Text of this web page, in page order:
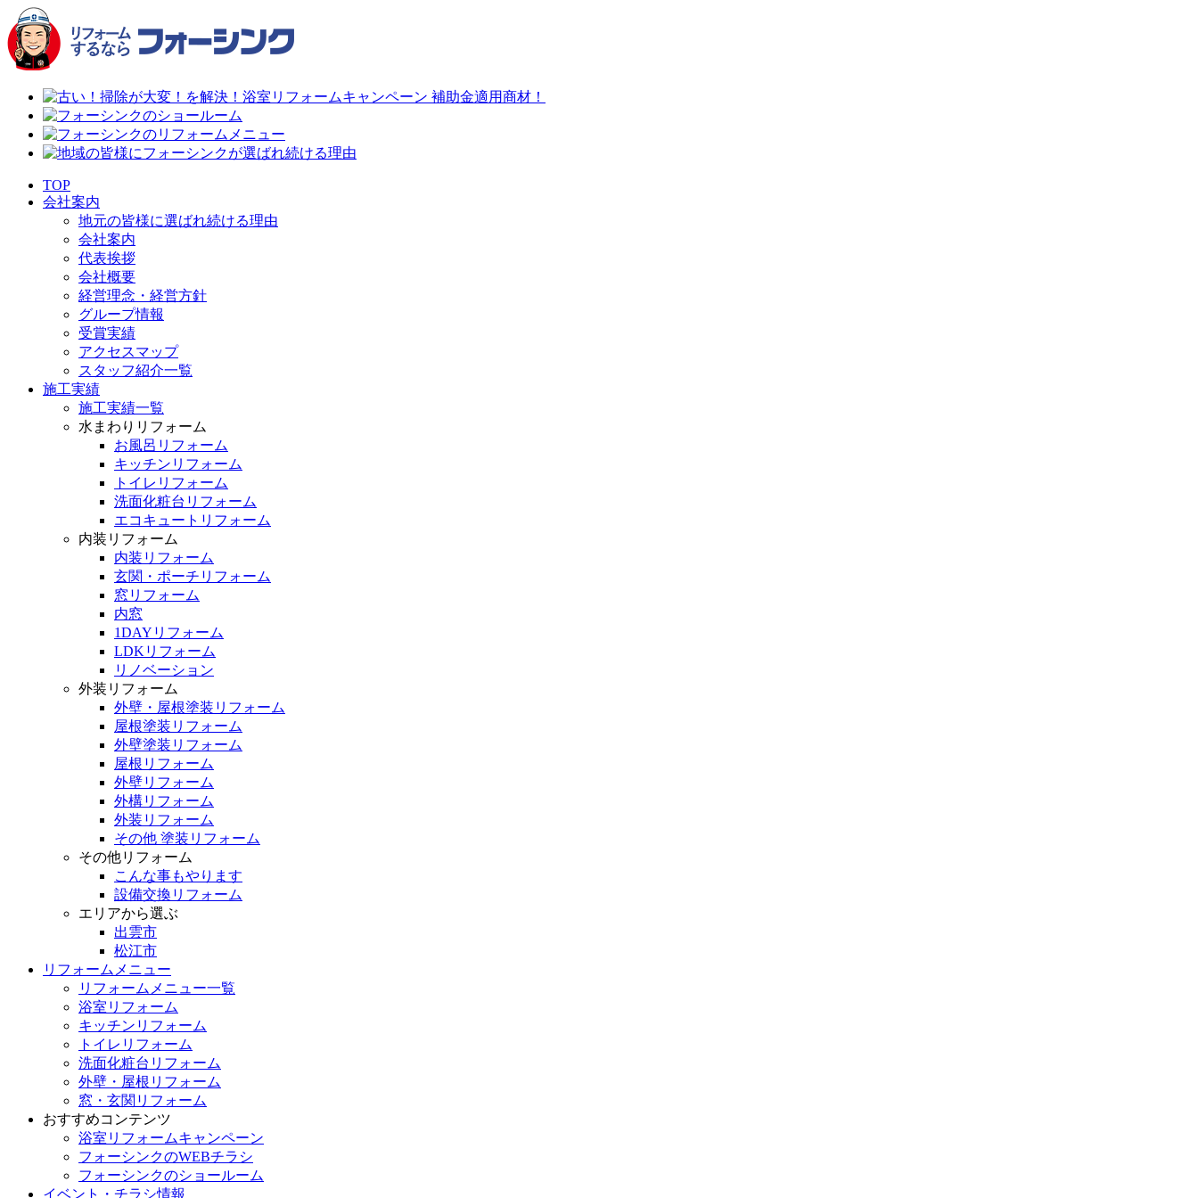
TOP
会社案内
地元の皆様に選ばれ続ける理由
会社案内
代表挨拶
会社概要
経営理念・経営方針
グループ情報
受賞実績
アクセスマップ
スタッフ紹介一覧
施工実績
施工実績一覧
水まわりリフォーム
お風呂リフォーム
キッチンリフォーム
トイレリフォーム
洗面化粧台リフォーム
エコキュートリフォーム
内装リフォーム
内装リフォーム
玄関・ポーチリフォーム
窓リフォーム
内窓
1DAYリフォーム
LDKリフォーム
リノベーション
外装リフォーム
外壁・屋根塗装リフォーム
屋根塗装リフォーム
外壁塗装リフォーム
屋根リフォーム
外壁リフォーム
外構リフォーム
外装リフォーム
その他 塗装リフォーム
その他リフォーム
こんな事もやります
設備交換リフォーム
エリアから選ぶ
出雲市
松江市
リフォームメニュー
リフォームメニュー一覧
浴室リフォーム
キッチンリフォーム
トイレリフォーム
洗面化粧台リフォーム
外壁・屋根リフォーム
窓・玄関リフォーム
おすすめコンテンツ
浴室リフォームキャンペーン
フォーシンクのWEBチラシ
フォーシンクのショールーム
イベント・チラシ情報